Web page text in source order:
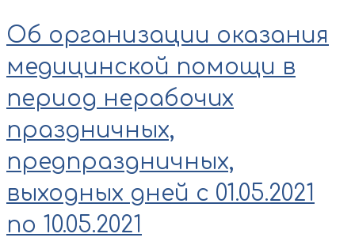
Об организации оказания
медицинской помощи в
период нерабочих
праздничных,
предпраздничных,
выходных дней с 01.05.2021
по 10.05.2021